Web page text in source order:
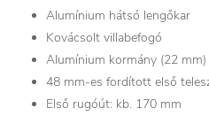
Alumínium hátsó lengőkar
Kovácsolt villabefogó
Alumínium kormány (22 mm)
48 mm-es fordított első
Első rugóút: kb. 170 mm